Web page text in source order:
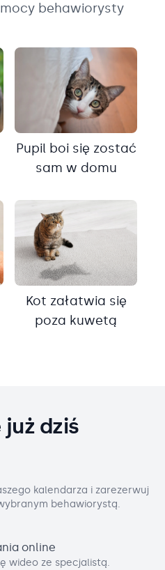
behawiorysty
Pupil boi się zostać
sam w domu
Kot załatwia się
poza kuwetą
dziś
kalendarza i zarezerwuj
behawiorystą.
online
wideo ze specjalistą.